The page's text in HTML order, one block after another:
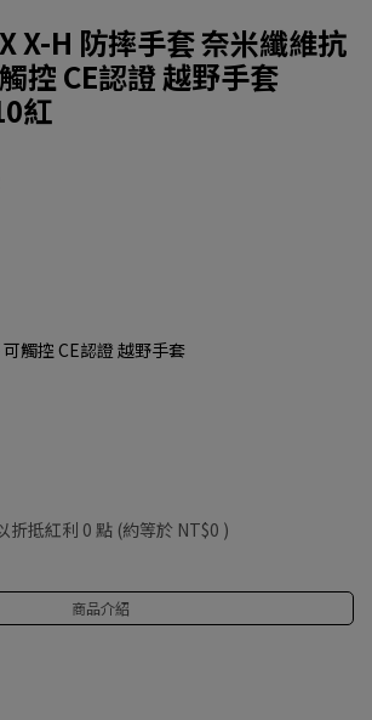
X-H 防摔手套 奈米纖維抗
控 CE認證 越野手套
紅
觸控 CE認證 越野手套
折抵紅利 0 點 (約等於 NT$0 )
商品介紹